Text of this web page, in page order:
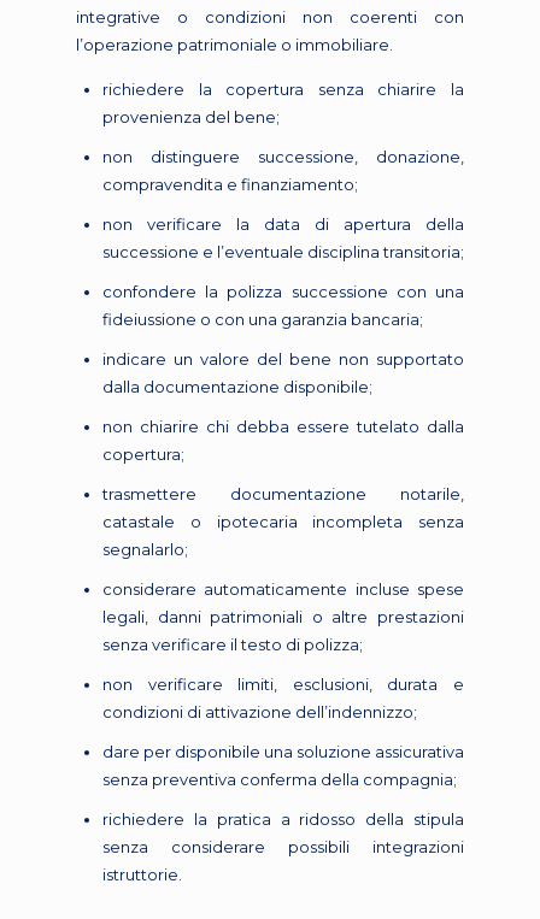
integrative o condizioni non coerenti con
l’operazione patrimoniale o immobiliare.
richiedere la copertura senza chiarire la
provenienza del bene;
non distinguere successione, donazione,
compravendita e finanziamento;
non verificare la data di apertura della
successione e l’eventuale disciplina transitoria;
confondere la polizza successione con una
fideiussione o con una garanzia bancaria;
indicare un valore del bene non supportato
dalla documentazione disponibile;
non chiarire chi debba essere tutelato dalla
copertura;
trasmettere documentazione notarile,
catastale o ipotecaria incompleta senza
segnalarlo;
considerare automaticamente incluse spese
legali, danni patrimoniali o altre prestazioni
senza verificare il testo di polizza;
non verificare limiti, esclusioni, durata e
condizioni di attivazione dell’indennizzo;
dare per disponibile una soluzione assicurativa
senza preventiva conferma della compagnia;
richiedere la pratica a ridosso della stipula
senza considerare possibili integrazioni
istruttorie.